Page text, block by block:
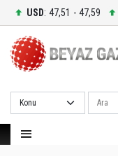
USD: 47,51 - 47,59
Ara